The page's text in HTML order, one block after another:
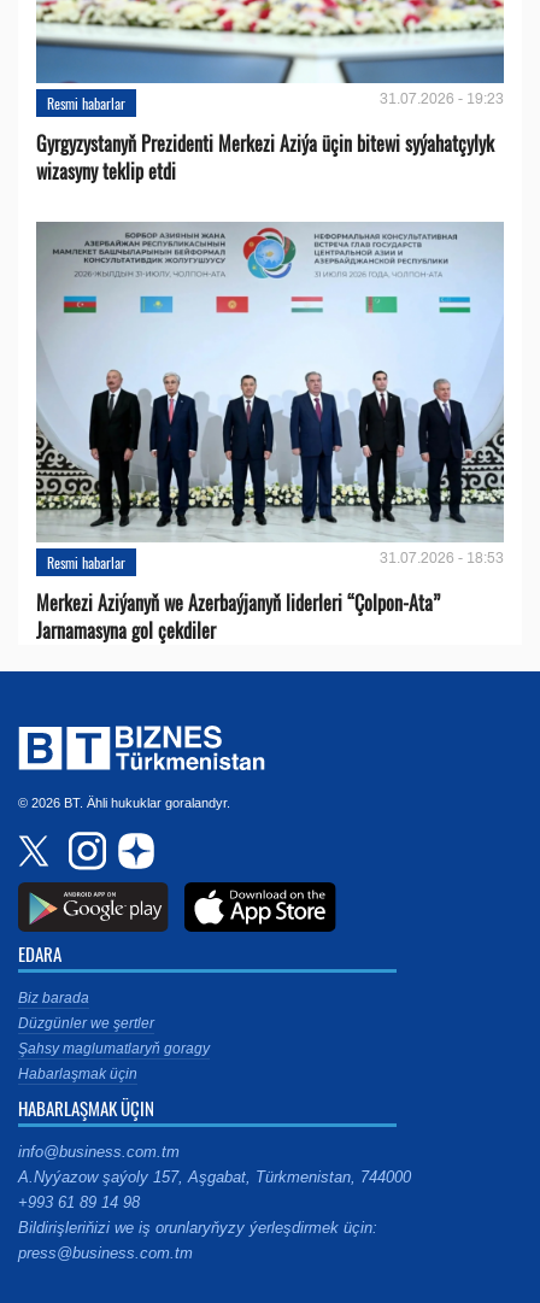
Resmi habarlar 31.07.2026 - 19:23
Gyrgyzystanyň Prezidenti Merkezi Aziýa üçin bitewi syýahatçylyk
wizasyny teklip etdi
Resmi habarlar 31.07.2026 - 18:53
Merkezi Aziýanyň we Azerbaýjanyň liderleri “Çolpon-Ata”
Jarnamasyna gol çekdiler
© 2026 BT. Ähli hukuklar goralandyr.
EDARA
Biz barada
Düzgünler we şertler
Şahsy maglumatlaryň goragy
Habarlaşmak üçin
HABARLAŞMAK ÜÇIN
info@business.com.tm
A.Nyýazow şaýoly 157, Aşgabat, Türkmenistan, 744000
+993 61 89 14 98
Bildirişleriňizi we iş orunlaryňyzy ýerleşdirmek üçin:
press@business.com.tm